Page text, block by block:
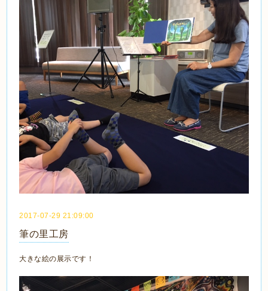
2017-07-29 21:09:00
筆の里工房
大きな絵の展示です！